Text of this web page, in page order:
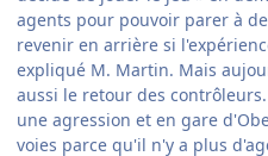
agents pour pouvoir parer à
revenir en arrière si
expliqué M. Martin. Mais
aussi le retour des
une agression et en gare
voies parce qu'il n'y a plus